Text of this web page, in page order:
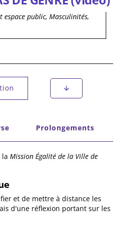
espace public, Masculinités,
Prolongements
Mission Égalité de la Ville de
et de mettre à distance les
d'une réflexion portant sur les